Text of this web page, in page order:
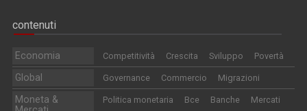
contenuti
Economia Competitività Crescita Sviluppo Povertà
Global Governance Commercio Migrazioni
Moneta &
Politica monetaria Bce Banche Mercati